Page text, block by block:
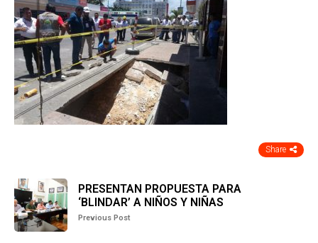
Share
PRESENTAN PROPUESTA PARA
‘BLINDAR’ A NIÑOS Y NIÑAS
Previous Post